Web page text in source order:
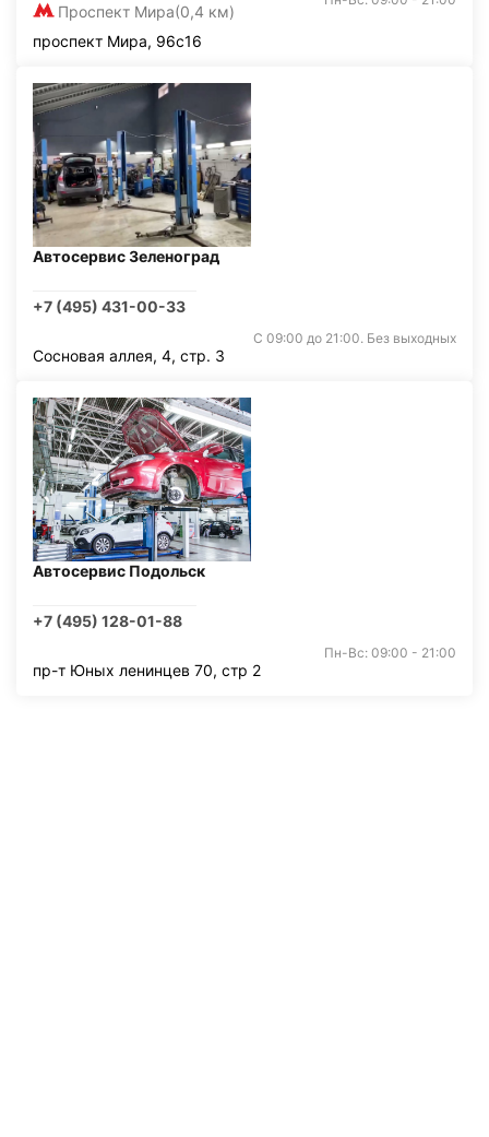
Проспект Мира(0,4 км)
проспект Мира, 96с16
Автосервис Зеленоград
+7 (495) 431-00-33
С 09:00 до 21:00. Без выходных
Сосновая аллея, 4, стр. 3
Автосервис Подольск
+7 (495) 128-01-88
Пн-Вс: 09:00 - 21:00
пр-т Юных ленинцев 70, стр 2